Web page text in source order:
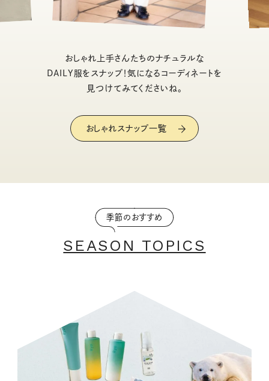
おしゃれ上手さんたちのナチュラルな
DAILY服をスナップ！気になるコーディネートを
見つけてみてくださいね。
おしゃれスナップ一覧
季節のおすすめ
SEASON TOPICS